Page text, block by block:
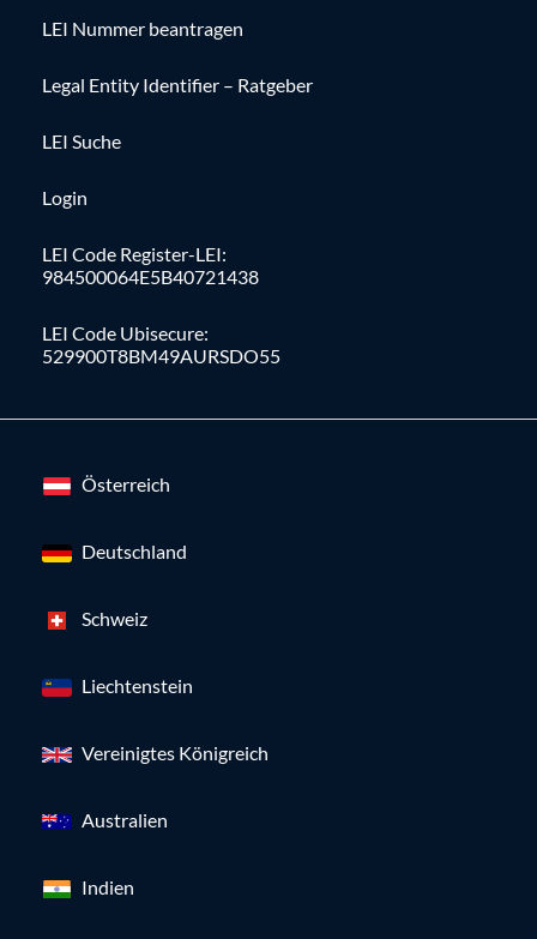
LEI Nummer beantragen
Legal Entity Identifier – Ratgeber
LEI Suche
Login
LEI Code Register-LEI:
984500064E5B40721438
LEI Code Ubisecure:
529900T8BM49AURSDO55
Österreich
Deutschland
Schweiz
Liechtenstein
Vereinigtes Königreich
Australien
Indien